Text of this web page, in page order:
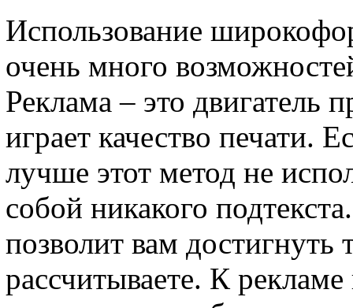
Использование
очень много
Реклама – это двигатель
играет качество печати.
лучше этот метод не
собой никакого
позволит вам достигнуть
рассчитываете. К